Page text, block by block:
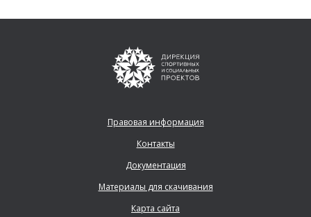
Правовая информация
Контакты
Документация
Материалы для скачивания
Карта сайта